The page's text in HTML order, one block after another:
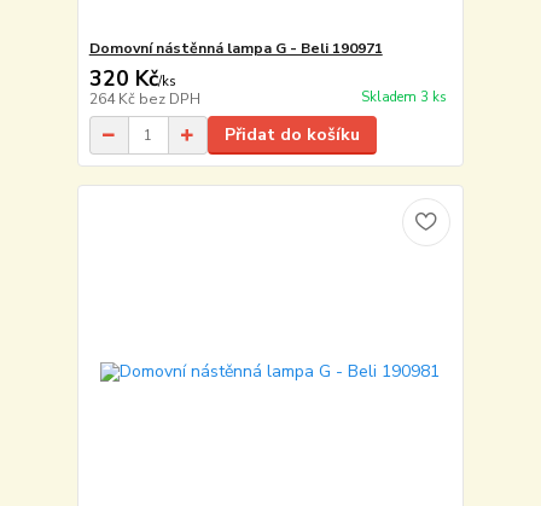
Domovní nástěnná lampa G - Beli 190971
320 Kč/ks
264 Kč bez DPH Skladem 3 ks
Přidat do košíku